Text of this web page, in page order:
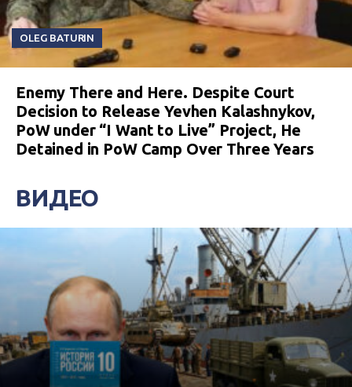
OLEG BATURIN
Enemy There and Here. Despite Court
Decision to Release Yevhen Kalashnykov,
PoW under “I Want to Live” Project, He
Detained in PoW Camp Over Three Years
ВИДЕО